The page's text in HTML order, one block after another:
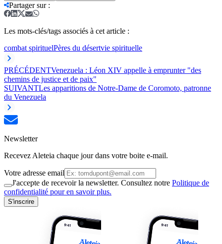
Partager sur:
Les mots-clés/tags associés à cet article :
combat spirituelPères du désertvie spirituelle
PRÉCÉDENTVenezuela : Léon XIV appelle à emprunter "des
chemins de justice et de paix"
SUIVANTLes apparitions de Notre-Dame de Coromoto, patronne
du Venezuela
Newsletter
Recevez Aleteia chaque jour dans votre boite e-mail.
Votre adresse email
J'accepte de recevoir la newsletter. Consultez notre Politique de
confidentialité pour en savoir plus.
S'inscrire